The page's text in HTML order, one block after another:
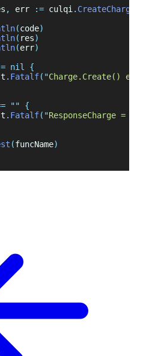
, err := culqi. CreateCharge
(code)
( res)
(err)
nil {
		t
. Fatalf( "Charge.Create() err =
"" {
		t
. Fatalf( "ResponseCharge =
(funcName)